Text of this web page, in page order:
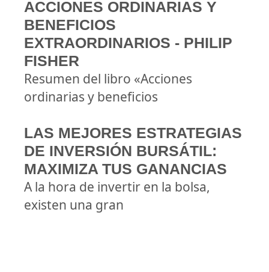
ACCIONES ORDINARIAS Y
BENEFICIOS
EXTRAORDINARIOS - PHILIP
FISHER
Resumen del libro «Acciones
ordinarias y beneficios
LAS MEJORES ESTRATEGIAS
DE INVERSIÓN BURSÁTIL:
MAXIMIZA TUS GANANCIAS
A la hora de invertir en la bolsa,
existen una gran